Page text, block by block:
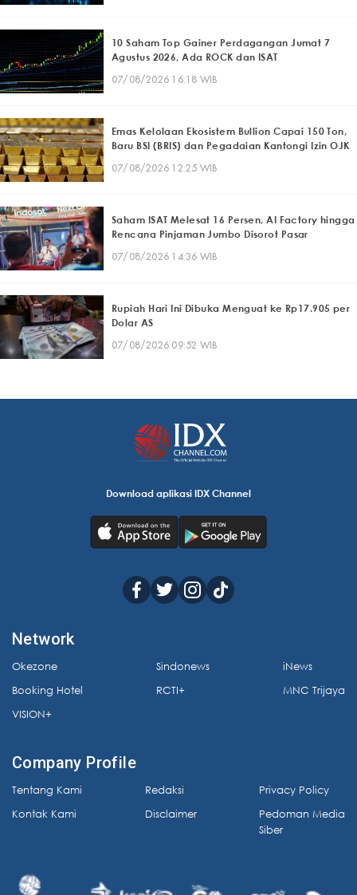
10 Saham Top Gainer Perdagangan Jumat 7
Agustus 2026, Ada ROCK dan ISAT
07/08/2026 16:18 WIB
Emas Kelolaan Ekosistem Bullion Capai 150 Ton,
Baru BSI (BRIS) dan Pegadaian Kantongi Izin OJK
07/08/2026 12:25 WIB
Saham ISAT Melesat 16 Persen, AI Factory hingga
Rencana Pinjaman Jumbo Disorot Pasar
07/08/2026 14:36 WIB
Rupiah Hari Ini Dibuka Menguat ke Rp17.905 per
Dolar AS
07/08/2026 09:52 WIB
Download aplikasi IDX Channel
Network
Okezone
Booking Hotel
VISION+
Sindonews
RCTI+
iNews
MNC Trijaya
Company Profile
Tentang Kami
Kontak Kami
Redaksi
Disclaimer
Privacy Policy
Pedoman Media
Siber